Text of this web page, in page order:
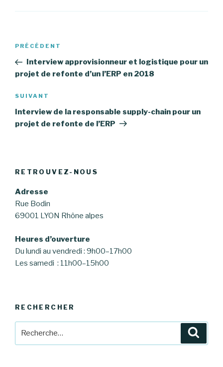
Navigation
l’article
Article
précédent
PRÉCÉDENT
Interview approvisionneur et logistique pour un
projet de refonte d’un l’ERP en 2018
Article
suivant
SUIVANT
Interview de la responsable supply-chain pour un
projet de refonte de l’ERP
RETROUVEZ-NOUS
Adresse
Rue Bodin
69001 LYON Rhône alpes
Heures d’ouverture
Du lundi au vendredi : 9h00–17h00
Les samedi : 11h00–15h00
RECHERCHER